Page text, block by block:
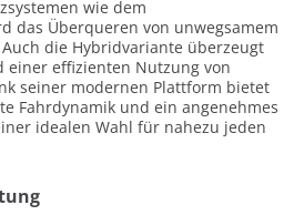
wie dem
das Überqueren von unwegsamem
die Hybridvariante überzeugt
einer effizienten Nutzung von
seiner modernen Plattform bietet
Fahrdynamik und ein angenehmes
idealen Wahl für nahezu jeden